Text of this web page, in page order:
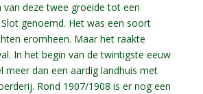
van deze twee groeide tot een
genoemd. Het was een soort
eromheen. Maar het raakte
In het begin van de twintigste eeuw
meer dan een aardig landhuis met
Rond 1907/1908 is er nog een